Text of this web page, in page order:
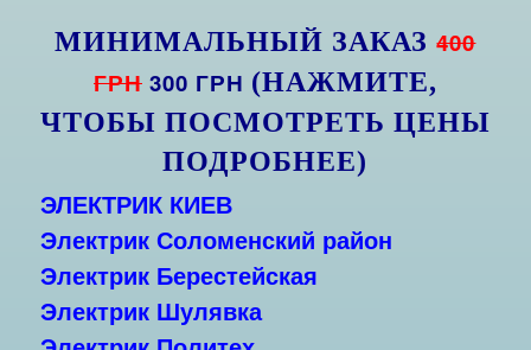
МИНИМАЛЬНЫЙ ЗАКАЗ400
ГРН 300 ГРН (НАЖМИТЕ,
ЧТОБЫ ПОСМОТРЕТЬ ЦЕНЫ
ПОДРОБНЕЕ)
ЭЛЕКТРИК КИЕВ
Электрик Соломенский район
Электрик Берестейская
Электрик Шулявка